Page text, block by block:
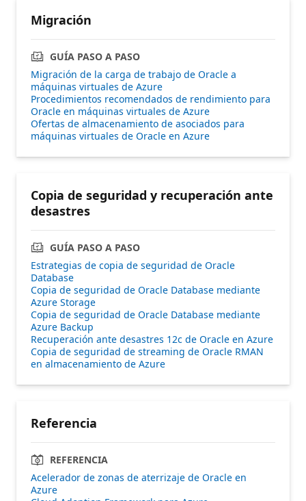
Migración
GUÍA PASO A PASO
Migración de la carga de trabajo de Oracle a
máquinas virtuales de Azure
Procedimientos recomendados de rendimiento para
Oracle en máquinas virtuales de Azure
Ofertas de almacenamiento de asociados para
máquinas virtuales de Oracle en Azure
Copia de seguridad y recuperación ante
desastres
GUÍA PASO A PASO
Estrategias de copia de seguridad de Oracle
Database
Copia de seguridad de Oracle Database mediante
Azure Storage
Copia de seguridad de Oracle Database mediante
Azure Backup
Recuperación ante desastres 12c de Oracle en Azure
Copia de seguridad de streaming de Oracle RMAN
en almacenamiento de Azure
Referencia
REFERENCIA
Acelerador de zonas de aterrizaje de Oracle en
Azure